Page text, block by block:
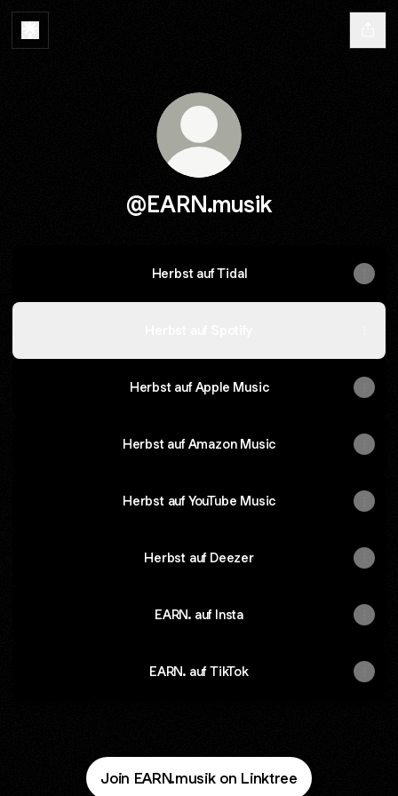
@EARN.musik
Herbst auf Tidal
Herbst auf Apple Music
Herbst auf Amazon Music
Herbst auf YouTube Music
Herbst auf Deezer
EARN. auf Insta
EARN. auf TikTok
Join EARN.musik on Linktree